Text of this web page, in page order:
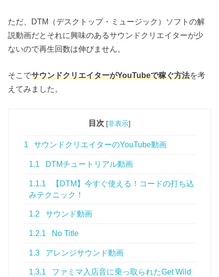
ただ、DTM（デスクトップ・ミュージック）ソフトの解
説動画だとそれに興味のあるサウンドクリエイターが少
ないので再生回数は伸びません。
そこでサウンドクリエイターがYouTubeで稼ぐ方法を考
えてみました。
目次 [非表示]
1 サウンドクリエイターのYouTube動画
1.1 DTMチュートリアル動画
1.1.1
【DTM】今すぐ使える！コードの打ち込
みテクニック！
1.2 サウンド動画
1.2.1 No Title
1.3 アレンジサウンド動画
1.3.1
ファミマ入店音に乗っ取られたGet Wild